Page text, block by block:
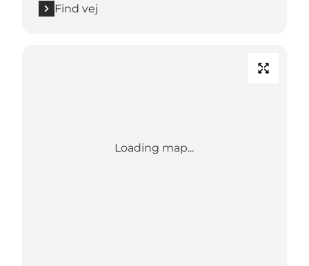
Find vej
Loading map...